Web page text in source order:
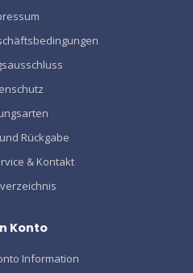
Rückgabe
& Kontakt
Konto
Information